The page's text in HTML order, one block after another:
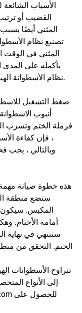
الأسباب
القضيب أو
المثني أيضًا
تصنيع نظام
المثني في الوقت
بأكمله على
نظام الأسطوانة الهيدروليكية للتأكد من استقامته بشكل دوري.
ضغط التشغيل
أنبوب
فرملة الختم وتسرب
، فإن كفاءة
وبالتالي ، يجب
هذه خطوة صيانة
ستضع منطقة
المكبس. سيكون
أمامه الأختام.
ستنتهي في نهاية
الختم. التحقق من
تتراوح الأسطوانات
إلى الأنواع